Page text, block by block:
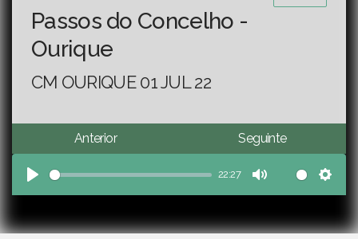
Passos do Concelho -
Ourique
CM OURIQUE 01 JUL 22
Anterior Seguinte
Play
22:27
Mute